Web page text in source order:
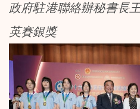
政府駐港聯絡辦秘書長
英賽銀獎